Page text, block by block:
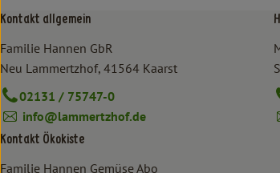
Kontakt allgemein
Familie Hannen GbR
Neu Lammertzhof, 41564 Kaarst
02131 / 75747-0
info@lammertzhof.de
Kontakt Ökokiste
Familie Hannen Gemüse Abo